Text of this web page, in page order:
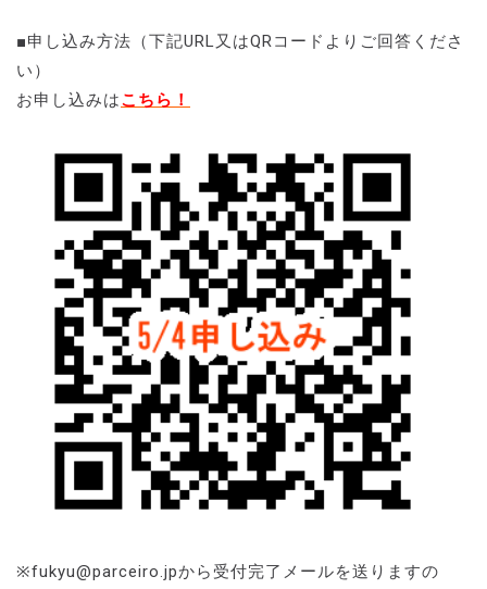
■申し込み方法（下記URL又はQRコードよりご回答くださ
い）
お申し込みはこちら！
※fukyu@parceiro.jpから受付完了メールを送りますの